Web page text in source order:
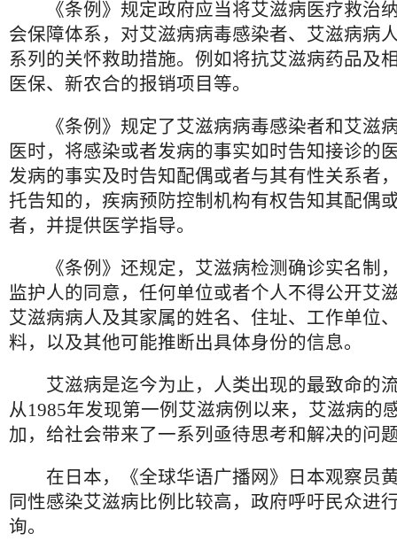
《条例》规定政府应当将艾滋病医疗救治
会保障体系，对艾滋病病毒感染者、艾滋病病
系列的关怀救助措施。例如将抗艾滋病药品及
医保、新农合的报销项目等。
《条例》规定了艾滋病病毒感染者和艾滋
医时，将感染或者发病的事实如时告知接诊的
发病的事实及时告知配偶或者与其有性关系者
托告知的，疾病预防控制机构有权告知其配偶
者，并提供医学指导。
《条例》还规定，艾滋病检测确诊实名制
监护人的同意，任何单位或者个人不得公开艾
艾滋病病人及其家属的姓名、住址、工作单位
料，以及其他可能推断出具体身份的信息。
艾滋病是迄今为止，人类出现的最致命的
从1985年发现第一例艾滋病例以来，艾滋病的
加，给社会带来了一系列亟待思考和解决的问
在日本，《全球华语广播网》日本观察员
同性感染艾滋病比例比较高，政府呼吁民众进
询。